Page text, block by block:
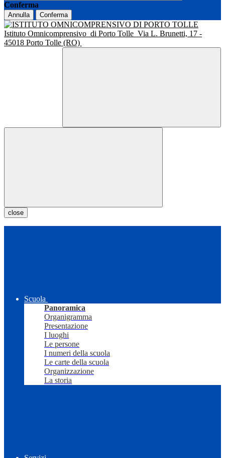
Conferma
Annulla Conferma
Istituto Omnicomprensivo di Porto Tolle Via L. Brunetti, 17 -
45018 Porto Tolle (RO)
close
Scuola
Panoramica
Organigramma
Presentazione
I luoghi
Le persone
I numeri della scuola
Le carte della scuola
Organizzazione
La storia